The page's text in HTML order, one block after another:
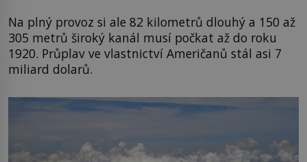
Na plný provoz si ale 82 kilometrů dlouhý a 150 až
305 metrů široký kanál musí počkat až do roku
1920. Průplav ve vlastnictví Američanů stál asi 7
miliard dolarů.